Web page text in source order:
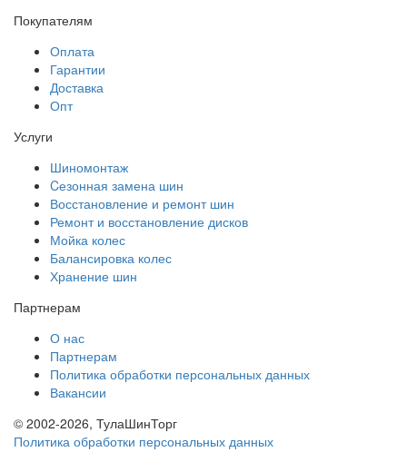
Покупателям
Оплата
Гарантии
Доставка
Опт
Услуги
Шиномонтаж
Cезонная замена шин
Восстановление и ремонт шин
Ремонт и восстановление дисков
Мойка колес
Балансировка колес
Хранение шин
Партнерам
О нас
Партнерам
Политика обработки персональных данных
Вакансии
© 2002-2026, ТулаШинТорг
Политика обработки персональных данных